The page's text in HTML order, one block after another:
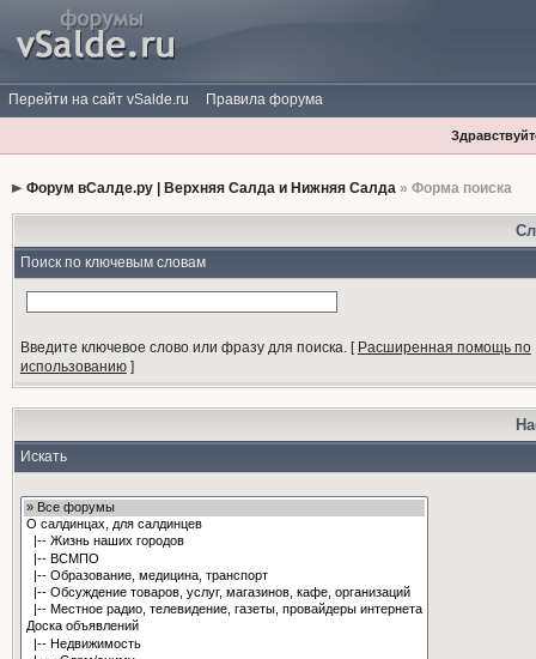
Перейти на сайт vSalde.ru Правила форума
Форум вСалде.ру | Верхняя Салда и Нижняя Салда» Форма поиска
Поиск по ключевым словам
Введите ключевое слово или фразу для поиска.[ Расширенная помощь по
использованию]
Искать